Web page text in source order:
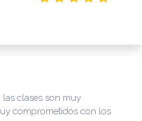
las clases son muy
comprometidos con los